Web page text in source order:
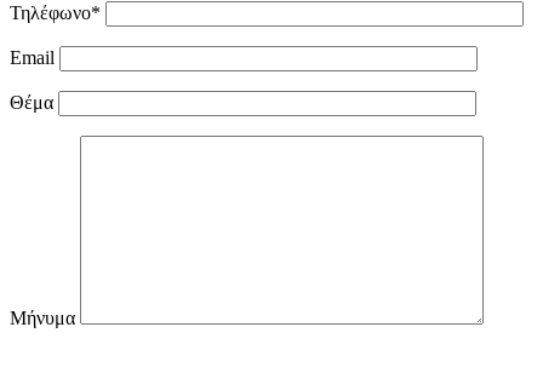
Τηλέφωνο*
Email
Θέμα
Μήνυμα